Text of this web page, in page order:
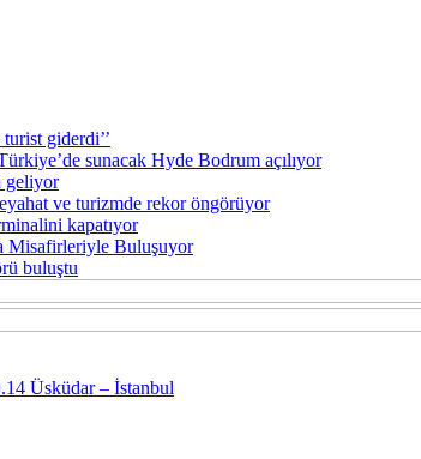
giderdi’’
sunacak Hyde Bodrum açılıyor
geliyor
ve turizmde rekor öngörüyor
kapatıyor
Misafirleriyle Buluşuyor
buluştu
Üsküdar – İstanbul